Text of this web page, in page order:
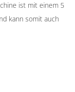
ist mit einem 5
kann somit auch